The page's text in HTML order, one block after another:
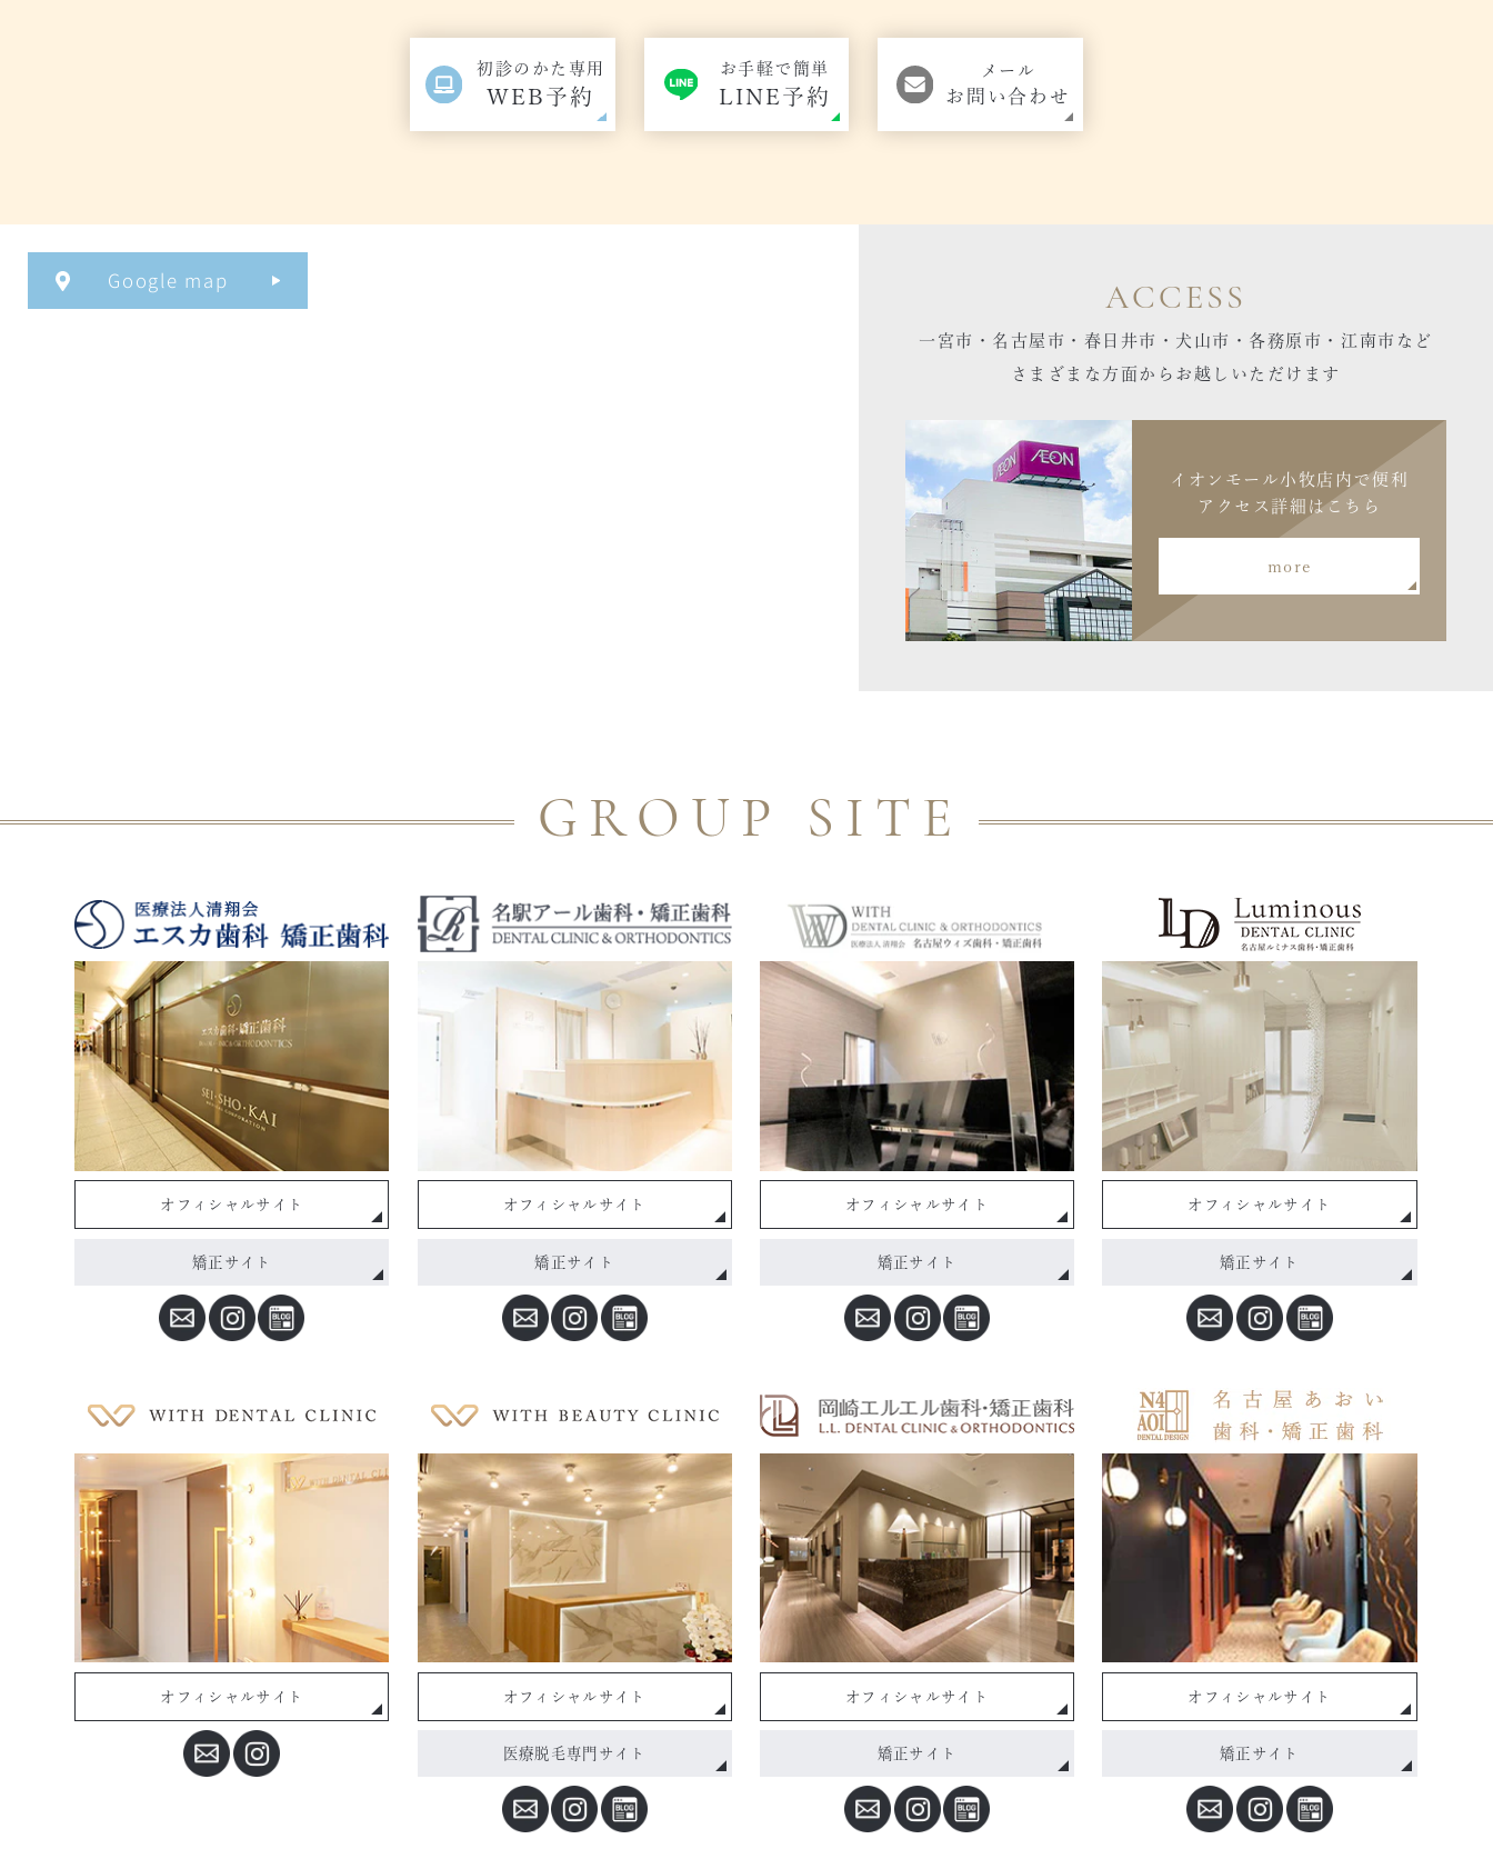
初診のかた専用
WEB予約
お手軽で簡単
LINE予約
メール
お問い合わせ
Google map
ACCESS
一宮市・名古屋市・春日井市・犬山市・各務原市・江南市など
さまざまな方面からお越しいただけます
イオンモール小牧店内で便利
アクセス詳細はこちら
more
GROUP SITE
オフィシャルサイト
矯正サイト
オフィシャルサイト
矯正サイト
オフィシャルサイト
矯正サイト
オフィシャルサイト
矯正サイト
オフィシャルサイト オフィシャルサイト
医療脱毛専門サイト
オフィシャルサイト
矯正サイト
オフィシャルサイト
矯正サイト